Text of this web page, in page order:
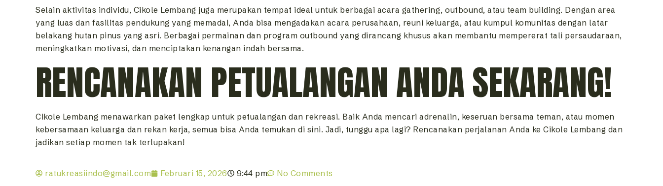
Selain aktivitas individu, Cikole Lembang juga merupakan tempat ideal untuk berbagai acara gathering, outbound, atau team building. Dengan area
yang luas dan fasilitas pendukung yang memadai, Anda bisa mengadakan acara perusahaan, reuni keluarga, atau kumpul komunitas dengan latar
belakang hutan pinus yang asri. Berbagai permainan dan program outbound yang dirancang khusus akan membantu mempererat tali persaudaraan,
meningkatkan motivasi, dan menciptakan kenangan indah bersama.
RENCANAKAN PETUALANGAN ANDA SEKARANG!
Cikole Lembang menawarkan paket lengkap untuk petualangan dan rekreasi. Baik Anda mencari adrenalin, keseruan bersama teman, atau momen
kebersamaan keluarga dan rekan kerja, semua bisa Anda temukan di sini. Jadi, tunggu apa lagi? Rencanakan perjalanan Anda ke Cikole Lembang dan
jadikan setiap momen tak terlupakan!
ratukreasiindo@gmail.com Februari 15, 2026 9:44 pm No Comments